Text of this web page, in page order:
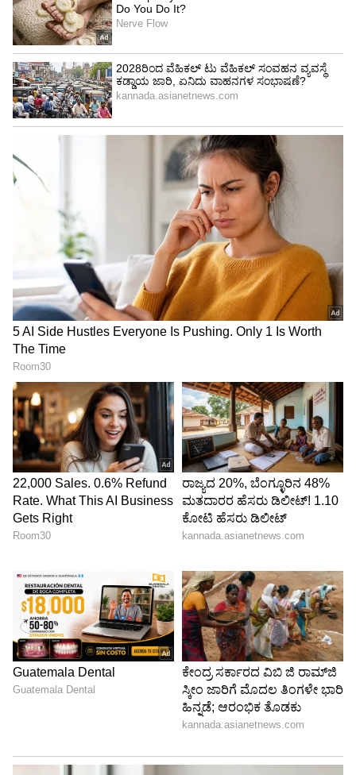
ವರದಿ ಪ್ರಕಾರ, ಈ ಚಿತ್ರದ ಬಜೆಟ್ ಬರೋಬ್ಬರಿ 700 ಕೋಟಿ
ರೂಪಾಯಿ. ಕಳೆದ ವರ್ಷ ಜೂನ್‌ನಲ್ಲಿ ಮುಂಬೈನಲ್ಲಿ ಚಿತ್ರದ
ಮೊದಲ ಹಂತದ ಶೂಟಿಂಗ್ ಶುರುವಾಗಿತ್ತು. ಮೂರು ತಿಂಗಳ
ಕಾಲ ನಡೆದ ಈ ಶೂಟಿಂಗ್, ಅಲ್ಲು ಅರ್ಜುನ್ ಅವರ
ವೃತ್ತಿಜೀವನದಲ್ಲೇ ಅತಿ ದೀರ್ಘವಾದ ಹೊರಾಂಗಣ
ಚಿತ್ರೀಕರಣವಾಗಿತ್ತು.
LATEST VIDEOS
ಕನ್ನಡ ಸಿನಿಮಾ (
ಕಾರ್ಯಕ್ರಮಗಳು (Kannada TV Shows), ಸೆಲೆಬ್ರಿಟಿ
ಸುದ್ದಿಗಳು ಮತ್ತು ಇತ್ತೀಚಿನ ಸುದ್ದಿಗಳಿಗಾಗಿ ಏಷ್ಯಾನೆಟ್
ಸುವರ್ಣ ನ್ಯೂಸ್‌ನಲ್ಲಿ ಮನರಂಜನಾ ವಿಭಾಗ ನೋಡಿ.
ಸಿನಿಮಾ ವಿಮರ್ಶೆಗಳು ( Kannada Movies Review),
ತಾರೆಯರ ಸಂದರ್ಶನಗಳು, ಧಾರಾವಾಹಿ ಅಪ್‌ಡೇಟ್ಸ್‌,
ತೆರೆಮರೆಯ ಕಥೆಗಳು,OTT ರಿಲೀಸ್‌ಗಳ ಬಗ್ಗೆ
ಮಾಹಿತಿಯೂ ಇಲ್ಲಿದೆ.
GS Govindaraj S
ಏಷ್ಯಾನೆಟ್ ಸುವರ್ಣ ಡಿಜಿಟಲ್ ಕನ್ನಡ ವಿಭಾಗದಲ್ಲಿ ಉಪ ಸಂಪಾದಕ.
ಕಳೆದ 8 ವರ್ಷಗಳಿಂದ ಮಾಧ್ಯಮ ಪ್ರಪಂಚದಲ್ಲಿದ್ದೇನೆ. ಹುಟ್ಟಿ
ಬೆಳೆದಿದ್ದು ಬೆಂಗಳೂರಿನಲ್ಲಿ. ಸ್ನಾತಕೋತ್ತರ ಪದವಿಯನ್ನು ಬೆಂಗಳೂರು
ವಿಶ್ವವಿದ್ಯಾಲಯದಿಂದ ಪಡೆದಿದ್ದೇನೆ. ದೂರದರ್ಶನದಲ್ಲಿ ಇಂಟರ್ನ್‌ಶಿಪ್
ನಿರ್ವಹಣೆ. ಪ್ರಜಾವಾಣಿ ಮತ್ತು ಉದಯವಾಣಿ ಡಿಜಿಟಲ್ ವಿಭಾಗದಲ್ಲಿ
ಬರಹಗಾರ ಹಾಗೂ ಕಂಟೆಂಟ್ ಡೆವಲಪರ್ ಆಗಿ ಕೆಲಸ ಮಾಡಿದ್ದೇನೆ.
ಮನರಂಜನೆ ಸುದ್ದಿಗಳ ಬಗ್ಗೆ ತುಂಬಾ ಆಸಕ್ತಿ. ಸಿನಿಮಾ ವೀಕ್ಷಿಸುವುದು,
ಸಂಗೀತ ಕೇಳುವುದು ಮತ್ತು ಕ್ರೀಡೆ ನೆಚ್ಚಿನ ಹವ್ಯಾಸಗಳು.
ಅಲ್ಲು ಅರ್ಜುನ್ ಮನರಂಜನಾ ಸುದ್ದಿ ಸಿನಿಮಾ ಸುದ್ದಿ